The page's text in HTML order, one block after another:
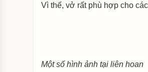
Vì thế, vở rất phù hợp cho
Một số hình ảnh tại liên hoan